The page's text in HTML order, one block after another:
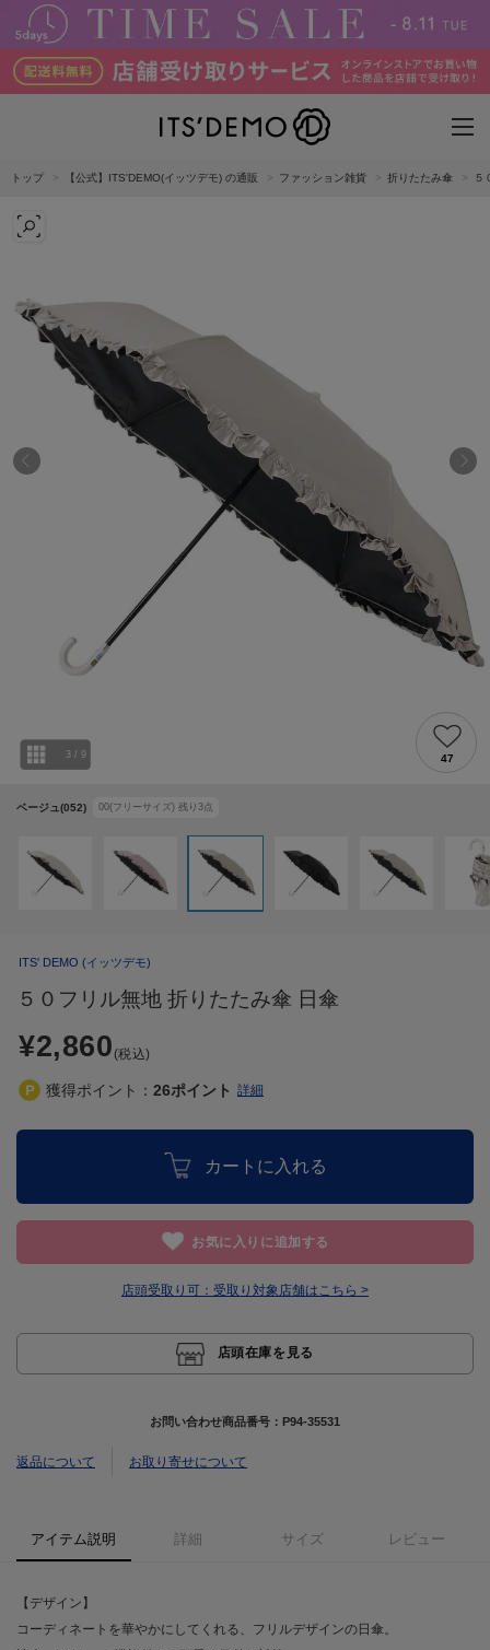
トップ 【公式】ITS'DEMO(イッツデモ) の通販 ファッション雑貨 折りたたみ傘 ５
ベージュ(052) 00(フリーサイズ) 残り 3点
3 / 9 47
ITS' DEMO (イッツデモ)
５０フリル無地 折りたたみ傘 日傘
¥2,860 (税込)
獲得ポイント： 26ポイント 詳細
カートに入れる
お気に入りに追加する
店頭受取り可： 受取り対象店舗はこちら >
店頭在庫を見る
お問い合わせ商品番号： P94-35531
返品について お取り寄せについて
アイテム説明 詳細 サイズ レビュー
【デザイン】
コーディネートを華やかにしてくれる、フリルデザインの日傘。